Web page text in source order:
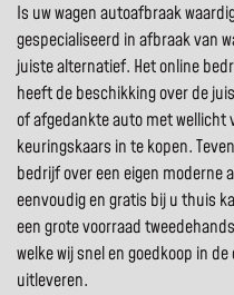
Is uw wagen autoafbraak
gespecialiseerd in afbraak van
juiste alternatief. Het online
heeft de beschikking over de
of afgedankte auto met wellicht
keuringskaars in te kopen.
bedrijf over een eigen moderne
eenvoudig en gratis bij u thuis
een grote voorraad tweedehands
welke wij snel en goedkoop in
uitleveren.